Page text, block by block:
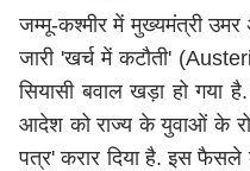
जम्मू-कश्मीर में मुख्यमंत्री उमर
जारी 'खर्च में कटौती'
सियासी बवाल खड़ा हो गया
आदेश को राज्य के युवाओं के
पत्र' करार दिया है. इस फैसले के